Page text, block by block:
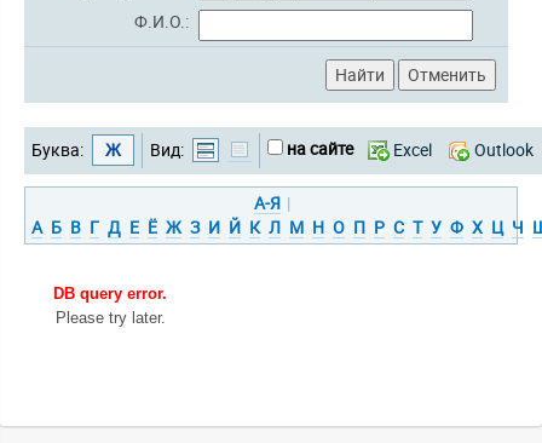
Ф.И.О.:
Буква: Ж Вид: на сайте Excel Outlook
А-Я |
А Б В Г Д Е Ё Ж З И Й К Л М Н О П Р С Т У Ф Х Ц Ч
DB query error.
Please try later.